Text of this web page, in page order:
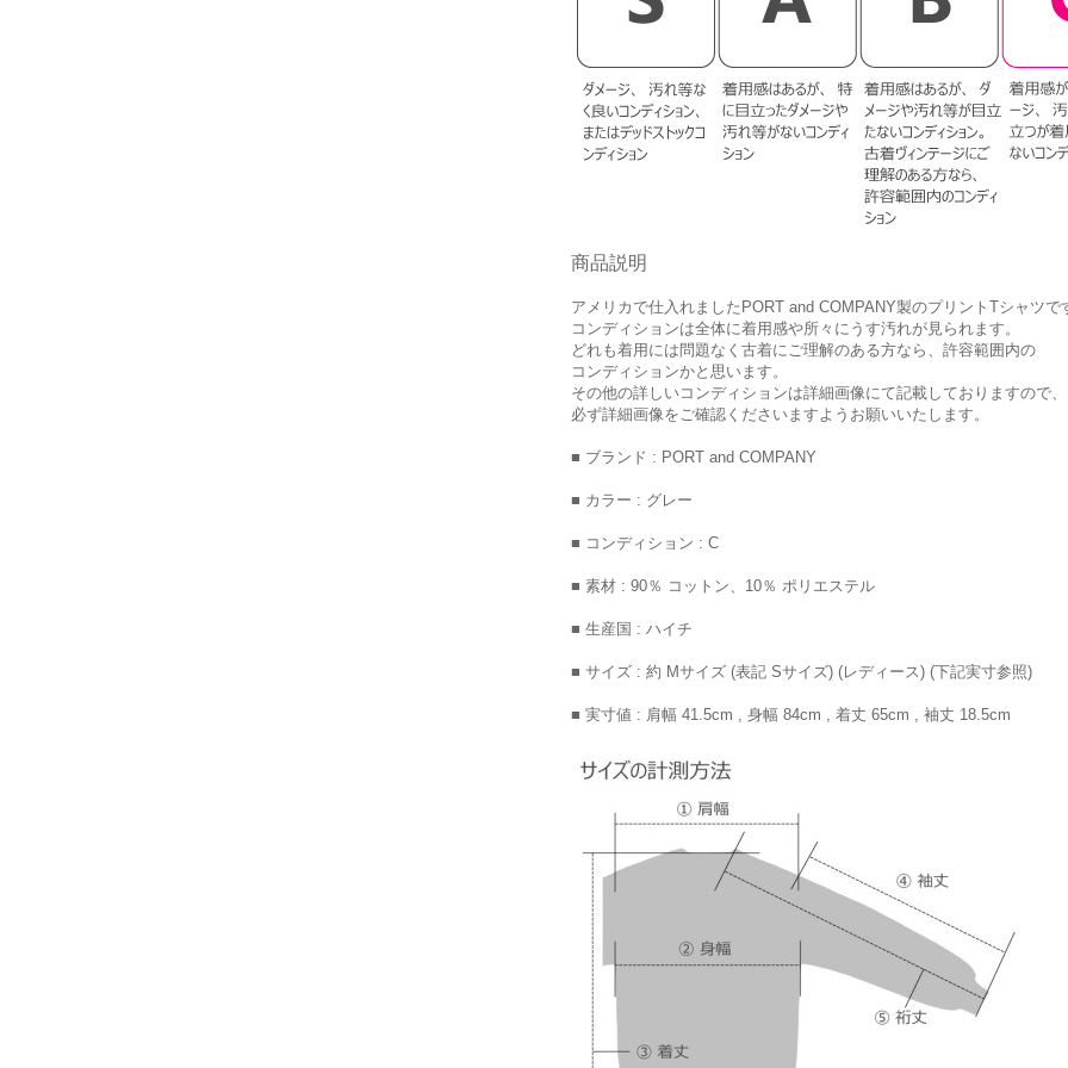
商品説明
アメリカで仕入れましたPORT and COMPANY製のプリントTシャツで
コンディションは全体に着用感や所々にうす汚れが見られます。
どれも着用には問題なく古着にご理解のある方なら、許容範囲内の
コンディションかと思います。
その他の詳しいコンディションは詳細画像にて記載しておりますので、
必ず詳細画像をご確認くださいますようお願いいたします。
■ ブランド : PORT and COMPANY
■ カラー : グレー
■ コンディション : C
■ 素材 : 90％ コットン、10％ ポリエステル
■ 生産国 : ハイチ
■ サイズ : 約 Mサイズ (表記 Sサイズ) (レディース) (下記実寸参照)
■ 実寸値 : 肩幅 41.5cm , 身幅 84cm , 着丈 65cm , 袖丈 18.5cm